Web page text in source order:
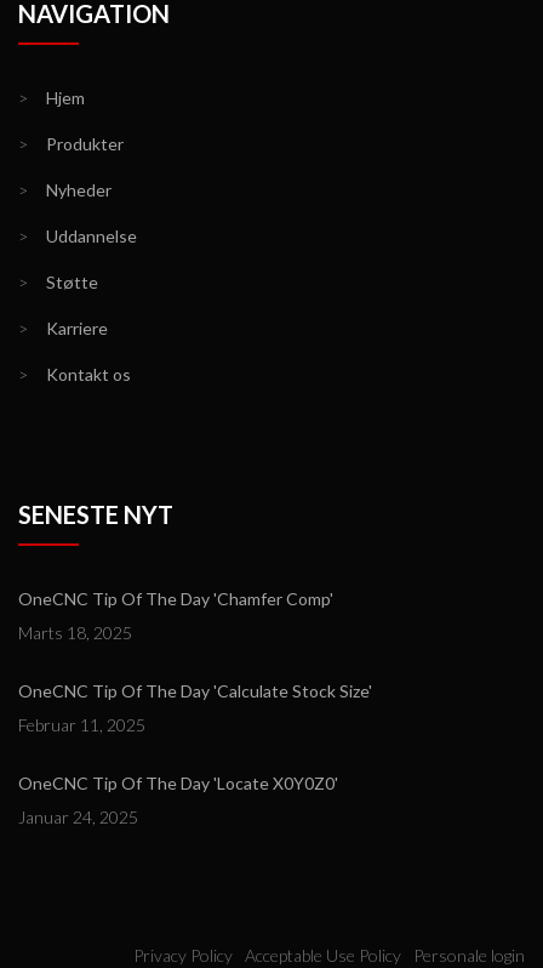
NAVIGATION
> Hjem
> Produkter
> Nyheder
> Uddannelse
> Støtte
> Karriere
> Kontakt os
SENESTE NYT
OneCNC Tip Of The Day 'Chamfer Comp'
Marts 18, 2025
OneCNC Tip Of The Day 'Calculate Stock Size'
Februar 11, 2025
OneCNC Tip Of The Day 'Locate X0Y0Z0'
Januar 24, 2025
Privacy Policy Acceptable Use Policy Personale login